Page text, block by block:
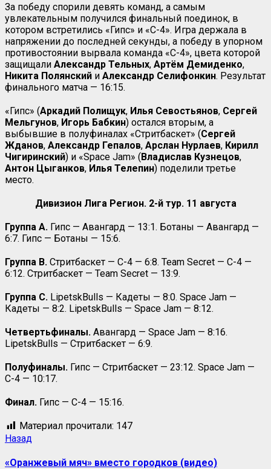
За победу спорили девять команд, а самым
увлекательным получился финальный поединок, в
котором встретились «Гипс» и «С-4». Игра держала в
напряжении до последней секунды, а победу в упорном
противостоянии вырвала команда «С-4», цвета которой
защищали Александр Тельных, Артём Демиденко,
Никита Полянский и Александр Селифонкин. Результат
финального матча — 16:15.
«Гипс» (Аркадий Полищук, Илья Севостьянов, Сергей
Мельгунов, Игорь Бабкин) остался вторым, а
выбывшие в полуфиналах «Стритбаскет» (Сергей
Жданов, Александр Гепалов, Арслан Нурлаев, Кирилл
Чигиринский) и «Space Jam» (Владислав Кузнецов,
Антон Цыганков, Илья Телепин) поделили третье
место.
Дивизион Лига Регион. 2-й тур. 11 августа
Группа A. Гипс — Авангард — 13:1. Ботаны — Авангард —
6:7. Гипс — Ботаны — 15:6.
Группа В. Стритбаскет — C-4 — 6:8. Team Secret — C-4 —
6:12. Стритбаскет — Team Secret — 13:9.
Группа C. LipetskBulls — Кадеты — 8:0. Space Jam —
Кадеты — 8:2. LipetskBulls — Space Jam — 8:12.
Четвертьфиналы. Авангард — Space Jam — 8:16.
LipetskBulls — Стритбаскет — 6:9.
Полуфиналы. Гипс — Стритбаскет — 23:12. Space Jam —
C-4 — 10:17.
Финал. Гипс — C-4 — 15:16.
Материал прочитали: 147
Навигация
записи
Назад
«Оранжевый мяч» вместо городков (видео)